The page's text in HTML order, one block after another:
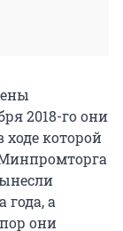
2018-го они
которой
года, а
они